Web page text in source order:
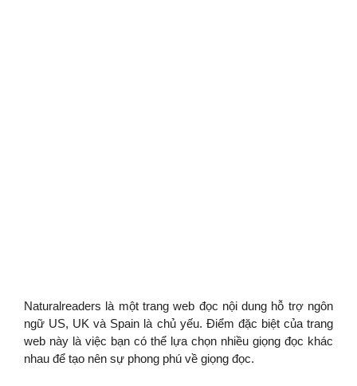
Naturalreaders là một trang web đọc nội dung hỗ trợ ngôn
ngữ US, UK và Spain là chủ yếu. Điểm đặc biệt của trang
web này là việc bạn có thể lựa chọn nhiều giọng đọc khác
nhau để tạo nên sự phong phú về giọng đọc.